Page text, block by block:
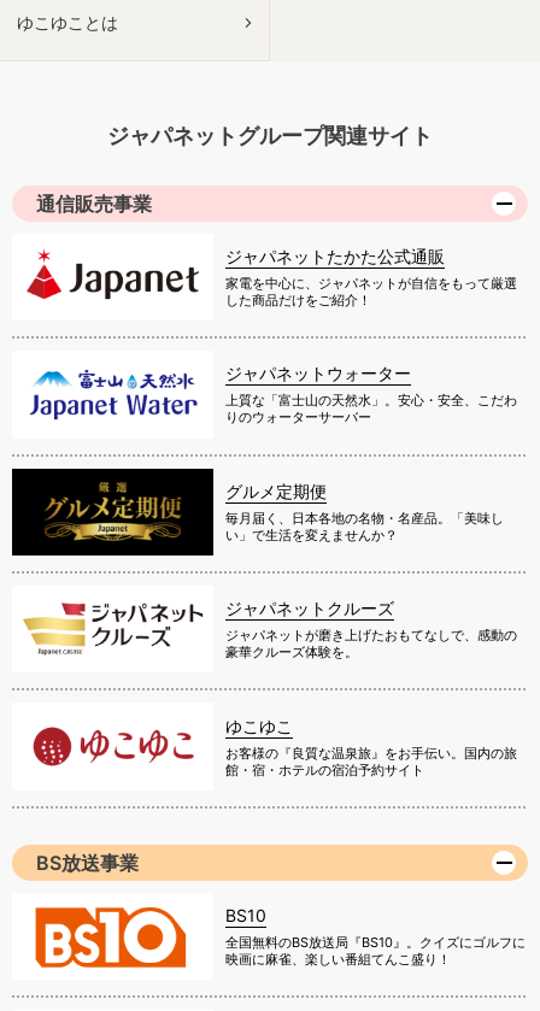
ゆこゆことは
ジャパネットグループ関連サイト
通信販売事業
ジャパネットたかた公式通販
家電を中心に、ジャパネットが自信をもって厳選
した商品だけをご紹介！
ジャパネットウォーター
上質な「富士山の天然水」。安心・安全、こだわ
りのウォーターサーバー
グルメ定期便
毎月届く、日本各地の名物・名産品。「美味し
い」で生活を変えませんか？
ジャパネットクルーズ
ジャパネットが磨き上げたおもてなしで、感動の
豪華クルーズ体験を。
ゆこゆこ
お客様の『良質な温泉旅』をお手伝い。国内の旅
館・宿・ホテルの宿泊予約サイト
BS放送事業
BS10
全国無料のBS放送局『BS10』。クイズにゴルフに
映画に麻雀、楽しい番組てんこ盛り！